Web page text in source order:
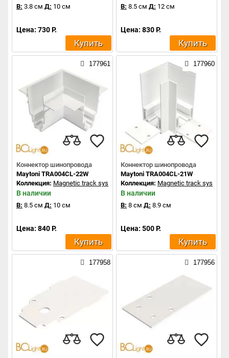
В: 3.8 см Д: 10 см
Цена: 730 Р.
Купить
В: 8.5 см Д: 12 см
Цена: 830 Р.
Купить
177961
Коннектор шинопровода
Maytoni TRA004CL-22W
Коллекция: Magnetic track system
В наличии
В: 8.5 см Д: 10 см
Цена: 840 Р.
Купить
177960
Коннектор шинопровода
Maytoni TRA004CL-21W
Коллекция: Magnetic track system
В наличии
В: 8 см Д: 8.9 см
Цена: 500 Р.
Купить
177958 177956